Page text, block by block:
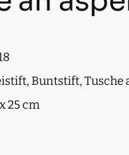
Buntstift, Tusche
25 cm